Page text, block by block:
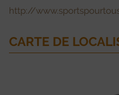
http://
CARTE DE